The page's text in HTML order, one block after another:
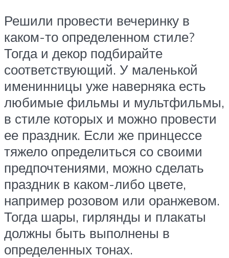
Решили провести вечеринку в
каком-то определенном стиле?
Тогда и декор подбирайте
соответствующий. У маленькой
именинницы уже наверняка есть
любимые фильмы и мультфильмы,
в стиле которых и можно провести
ее праздник. Если же принцессе
тяжело определиться со своими
предпочтениями, можно сделать
праздник в каком-либо цвете,
например розовом или оранжевом.
Тогда шары, гирлянды и плакаты
должны быть выполнены в
определенных тонах.